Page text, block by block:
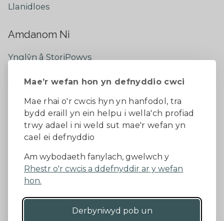
Mae’r wefan hon yn defnyddio cwci
Mae rhai o'r cwcis hyn yn hanfodol, tra
bydd eraill yn ein helpu i wella'ch profiad
trwy adael i ni weld sut mae'r wefan yn
cael ei defnyddio
Am wybodaeth fanylach, gwelwch y
Rhestr o'r cwcis a ddefnyddir ar y wefan
hon.
Derbyniwyd pob un
Llanidloes
Amdanom Ni
Ynglŷn â StoriPowys
Newyddion Diweddaraf
Dywedwch eich barn
Facebook
Datganiad Hygyrchedd
Diogelu Data a Phreifatrwydd
Telerau ac amodau